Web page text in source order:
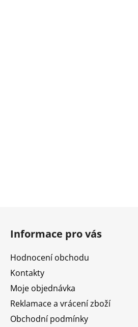
Informace pro vás
Hodnocení obchodu
Kontakty
Moje objednávka
Reklamace a vrácení zboží
Obchodní podmínky